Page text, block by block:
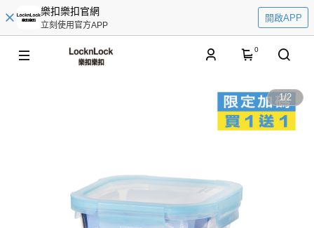
樂扣樂扣官網
立刻使用官方APP
開啟APP
0
1/2